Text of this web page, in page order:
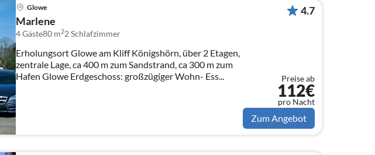
Glowe
Marlene
4 Gäste80 m22Schlafzimmer
Erholungsort Glowe am Kliff Königshörn, über 2 Etagen,
zentrale Lage, ca 400 m zum Sandstrand, ca 300 m zum
Hafen Glowe Erdgeschoss: großzügiger Wohn- Ess...
4.7
Preise ab
112€
pro Nacht
Zum Angebot